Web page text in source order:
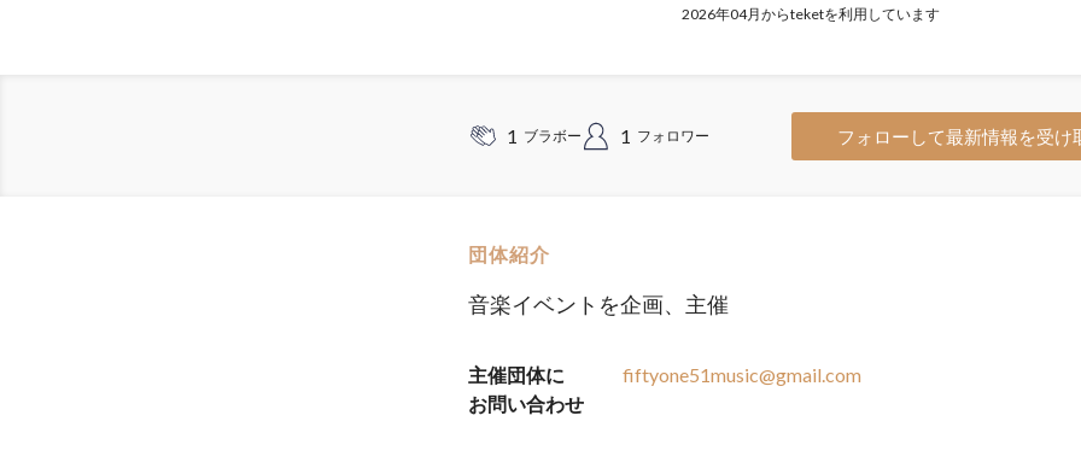
2026年04月からteketを利用しています
1 ブラボー 1 フォロワー フォローして最新情報を受け
団体紹介
音楽イベントを企画、主催
主催団体に
お問い合わせ
fiftyone51music@gmail.com